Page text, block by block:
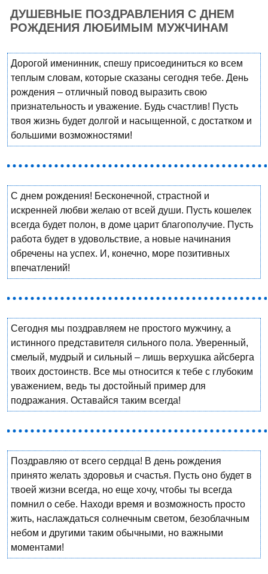
ДУШЕВНЫЕ ПОЗДРАВЛЕНИЯ С ДНЕМ
РОЖДЕНИЯ ЛЮБИМЫМ МУЖЧИНАМ
Дорогой именинник, спешу присоединиться ко всем
теплым словам, которые сказаны сегодня тебе. День
рождения – отличный повод выразить свою
признательность и уважение. Будь счастлив! Пусть
твоя жизнь будет долгой и насыщенной, с достатком и
большими возможностями!
С днем рождения! Бесконечной, страстной и
искренней любви желаю от всей души. Пусть кошелек
всегда будет полон, в доме царит благополучие. Пусть
работа будет в удовольствие, а новые начинания
обречены на успех. И, конечно, море позитивных
впечатлений!
Сегодня мы поздравляем не простого мужчину, а
истинного представителя сильного пола. Уверенный,
смелый, мудрый и сильный – лишь верхушка айсберга
твоих достоинств. Все мы относится к тебе с глубоким
уважением, ведь ты достойный пример для
подражания. Оставайся таким всегда!
Поздравляю от всего сердца! В день рождения
принято желать здоровья и счастья. Пусть оно будет в
твоей жизни всегда, но еще хочу, чтобы ты всегда
помнил о себе. Находи время и возможность просто
жить, наслаждаться солнечным светом, безоблачным
небом и другими таким обычными, но важными
моментами!